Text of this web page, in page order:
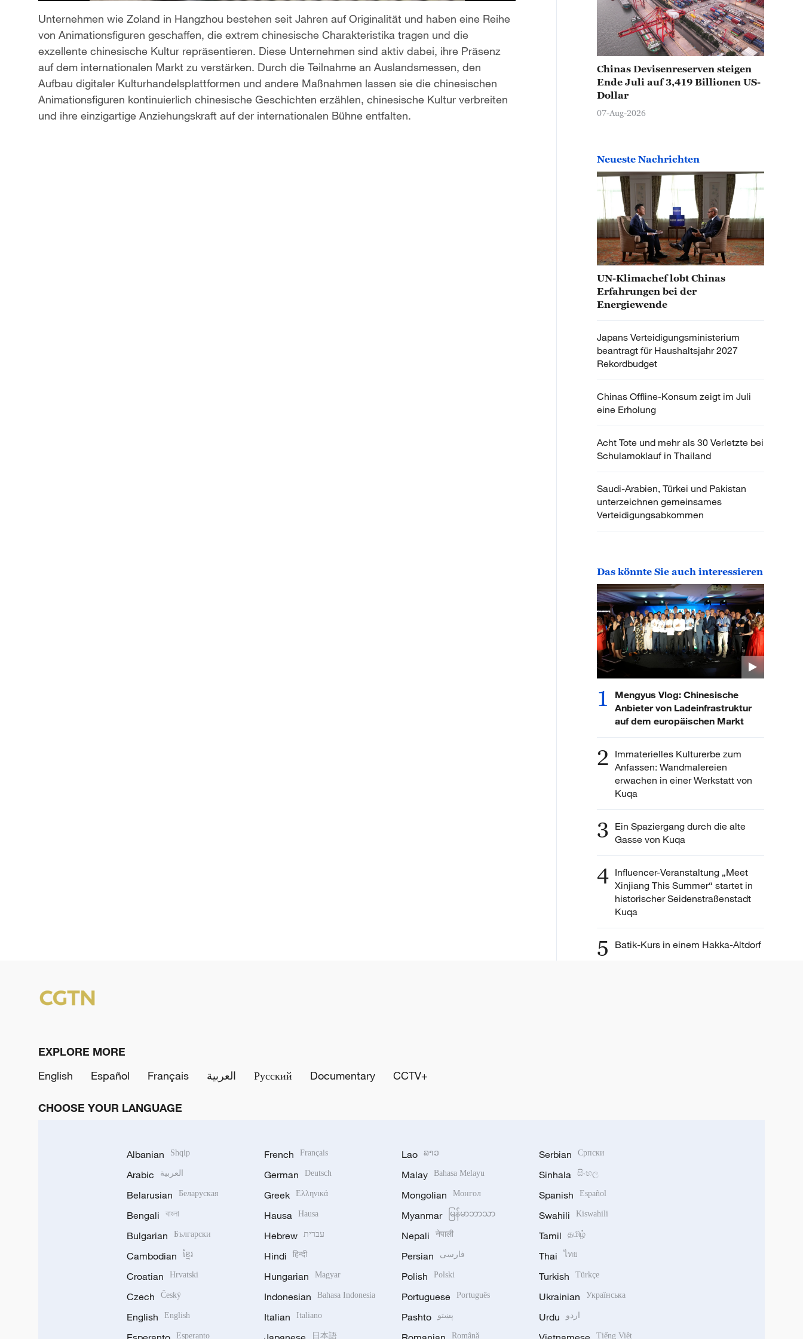
l
a
y
V
Unternehmen wie Zoland in Hangzhou bestehen seit Jahren auf Originalität und haben eine Reihe
von Animationsfiguren geschaffen, die extrem chinesische Charakteristika tragen und die
exzellente chinesische Kultur repräsentieren. Diese Unternehmen sind aktiv dabei, ihre Präsenz
auf dem internationalen Markt zu verstärken. Durch die Teilnahme an Auslandsmessen, den
Aufbau digitaler Kulturhandelsplattformen und andere Maßnahmen lassen sie die chinesischen
Animationsfiguren kontinuierlich chinesische Geschichten erzählen, chinesische Kultur verbreiten
und ihre einzigartige Anziehungskraft auf der internationalen Bühne entfalten.
Chinas Devisenreserven steigen
Ende Juli auf 3,419 Billionen US-
Dollar
07-Aug-2026
Neueste Nachrichten
UN-Klimachef lobt Chinas
Erfahrungen bei der
Energiewende
Japans Verteidigungsministerium
beantragt für Haushaltsjahr 2027
Rekordbudget
Chinas Offline-Konsum zeigt im Juli
eine Erholung
Acht Tote und mehr als 30 Verletzte bei
Schulamoklauf in Thailand
Saudi-Arabien, Türkei und Pakistan
unterzeichnen gemeinsames
Verteidigungsabkommen
Das könnte Sie auch interessieren
1
Mengyus Vlog: Chinesische
Anbieter von Ladeinfrastruktur
auf dem europäischen Markt
2 Immaterielles Kulturerbe zum
Anfassen: Wandmalereien
erwachen in einer Werkstatt von
Kuqa
3 Ein Spaziergang durch die alte
Gasse von Kuqa
4 Influencer-Veranstaltung „Meet
Xinjiang This Summer“ startet in
historischer Seidenstraßenstadt
Kuqa
5 Batik-Kurs in einem Hakka-Altdorf
EXPLORE MORE
English
Español Français العربية Русский Documentary CCTV+
CHOOSE YOUR LANGUAGE
Albanian Shqip
Arabic العربية
Belarusian Беларуская
Bengali বাংলা
Bulgarian Български
Cambodian ខ្មែរ
Croatian Hrvatski
Czech Český
English English
Esperanto
French Français
German Deutsch
Greek Ελληνικά
Hausa Hausa
Hebrew עברית
Hindi हिन्दी
Hungarian Magyar
Indonesian Bahasa Indonesia
Italian Italiano
日本語
Lao ລາວ
Malay Bahasa Melayu
Mongolian Монгол
Myanmar မြန်မာဘာသာ
Nepali नेपाली
Persian فارسی
Polish Polski
Portuguese Português
Pashto پښتو
Română
Serbian Српски
Sinhala සිංහල
Spanish Español
Swahili Kiswahili
Tamil தமிழ்
Thai ไทย
Turkish Türkçe
Ukrainian Українська
Urdu اردو
Tiếng Việt